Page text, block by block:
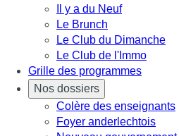
Il y a du Neuf
Le Brunch
Le Club du Dimanche
Le Club de l'Immo
Grille des programmes
Nos dossiers
Colère des enseignants
Foyer anderlechtois